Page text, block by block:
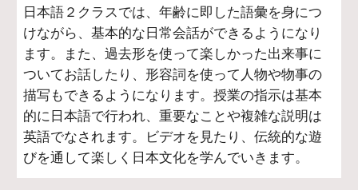
日本語２クラスでは、年齢に即した語彙を身につ
けながら、基本的な日常会話ができるようになり
ます。また、過去形を使って楽しかった出来事に
ついてお話したり、形容詞を使って人物や物事の
描写もできるようになります。授業の指示は基本
的に日本語で行われ、重要なことや複雑な説明は
英語でなされます。ビデオを見たり、伝統的な遊
びを通して楽しく日本文化を学んでいきます。